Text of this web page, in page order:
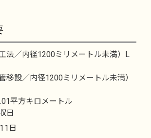
法／内径1200ミリメートル未満）L
移設／内径1200ミリメートル未満）
平方キロメートル
日
日